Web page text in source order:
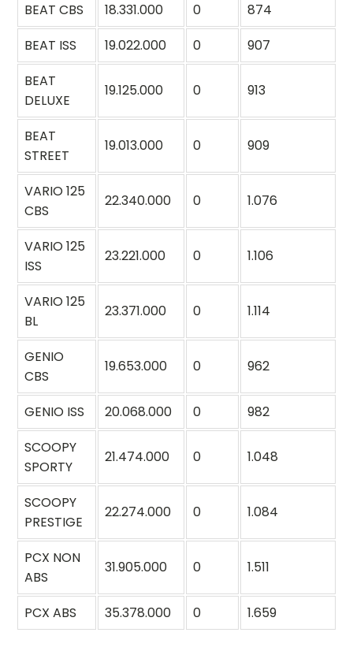
BEAT CBS
18.331.000 0
874
BEAT ISS
19.022.000 0
907
BEAT
DELUXE
19.125.000 0 913
BEAT
STREET
19.013.000 0 909
VARIO 125
CBS
22.340.000 0 1.076
VARIO 125
ISS
23.221.000 0 1.106
VARIO 125
BL
23.371.000 0 1.114
GENIO
CBS
19.653.000 0 962
GENIO ISS 20.068.000 0
982
SCOOPY
SPORTY
21.474.000 0 1.048
SCOOPY
PRESTIGE
22.274.000 0 1.084
PCX NON
ABS
31.905.000 0 1.511
PCX ABS 35.378.000 0 1.659